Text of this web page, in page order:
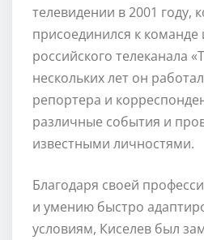
телевидении в 2001 году,
присоединился к команде
российского телеканала
нескольких лет он
репортера и
различные события и
известными личностями.
Благодаря своей
и умению быстро
условиям, Киселев был